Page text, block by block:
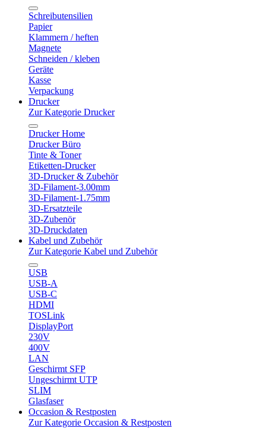
Schreibutensilien
Papier
Klammern / heften
Magnete
Schneiden / kleben
Geräte
Kasse
Verpackung
Drucker
Zur Kategorie Drucker
Drucker Home
Drucker Büro
Tinte & Toner
Etiketten-Drucker
3D-Drucker & Zubehör
3D-Filament-3.00mm
3D-Filament-1.75mm
3D-Ersatzteile
3D-Zubenör
3D-Druckdaten
Kabel und Zubehör
Zur Kategorie Kabel und Zubehör
USB
USB-A
USB-C
HDMI
TOSLink
DisplayPort
230V
400V
LAN
Geschirmt SFP
Ungeschirmt UTP
SLIM
Glasfaser
Occasion & Restposten
Zur Kategorie Occasion & Restposten